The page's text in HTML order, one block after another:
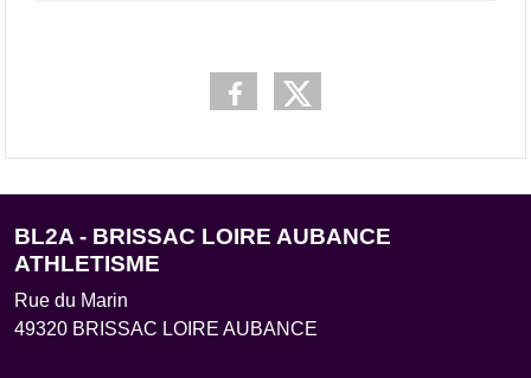
BL2A - BRISSAC LOIRE AUBANCE
ATHLETISME
Rue du Marin
49320 BRISSAC LOIRE AUBANCE